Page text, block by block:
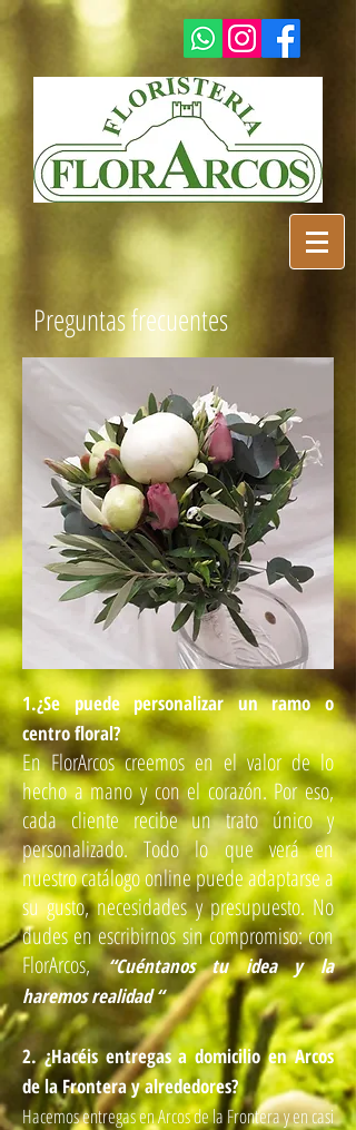
Preguntas frecuentes
1.¿Se puede personalizar un ramo o
centro floral?
En FlorArcos creemos en el valor de lo
hecho a mano y con el corazón. Por eso,
cada cliente recibe un trato único y
personalizado. Todo lo que verá en
nuestro catálogo online puede adaptarse a
su gusto, necesidades y presupuesto. No
dudes en escribirnos sin compromiso: con
FlorArcos,“Cuéntanos tu idea y la
haremos realidad “
2. ¿Hacéis entregas a domicilio en Arcos
de la Frontera y alrededores?
Hacemos entregas en Arcos de la Frontera y en casi